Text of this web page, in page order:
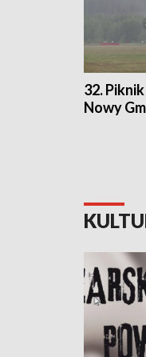
32.
Nowy